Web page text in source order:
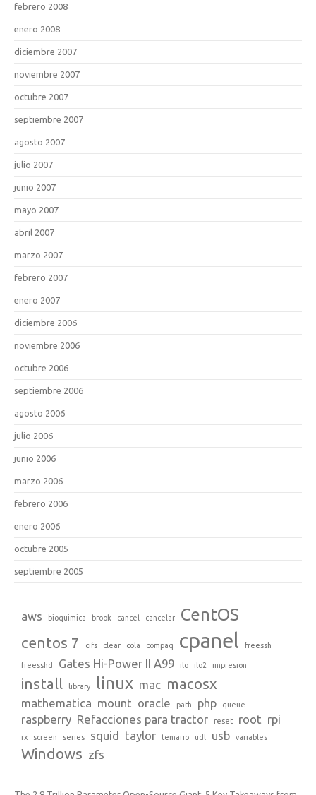
febrero 2008
enero 2008
diciembre 2007
noviembre 2007
octubre 2007
septiembre 2007
agosto 2007
julio 2007
junio 2007
mayo 2007
abril 2007
marzo 2007
febrero 2007
enero 2007
diciembre 2006
noviembre 2006
octubre 2006
septiembre 2006
agosto 2006
julio 2006
junio 2006
marzo 2006
febrero 2006
enero 2006
octubre 2005
septiembre 2005
aws bioquimica brook cancel cancelar CentOS
centos 7 cifs clear cola compaq cpanel freessh
freesshd Gates Hi-Power II A99 ilo ilo2 impresion
install library linux mac macosx
mathematica mount oracle path php queue
raspberry Refacciones para tractor reset root rpi
rx screen series squid taylor temario udl usb variables
Windows zfs